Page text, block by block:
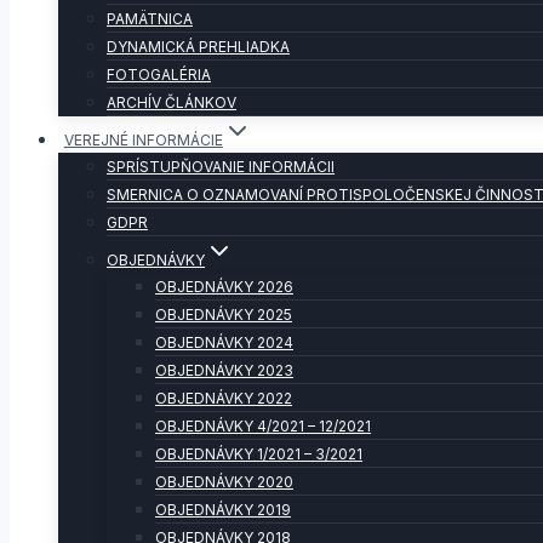
PAMÄTNICA
DYNAMICKÁ PREHLIADKA
FOTOGALÉRIA
ARCHÍV ČLÁNKOV
VEREJNÉ INFORMÁCIE
SPRÍSTUPŇOVANIE INFORMÁCII
SMERNICA O OZNAMOVANÍ PROTISPOLOČENSKEJ
GDPR
OBJEDNÁVKY
OBJEDNÁVKY 2026
OBJEDNÁVKY 2025
OBJEDNÁVKY 2024
OBJEDNÁVKY 2023
OBJEDNÁVKY 2022
OBJEDNÁVKY 4/2021 – 12/2021
OBJEDNÁVKY 1/2021 – 3/2021
OBJEDNÁVKY 2020
OBJEDNÁVKY 2019
OBJEDNÁVKY 2018